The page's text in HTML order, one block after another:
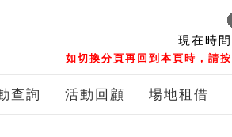
現在時
如切換分頁再回到本頁時，請
查詢 活動回顧 場地租借